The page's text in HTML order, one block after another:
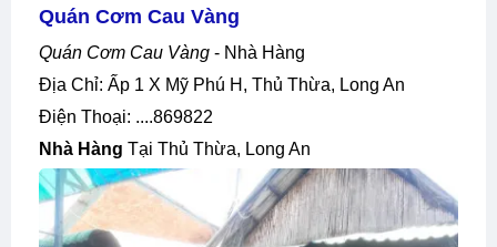
Quán Cơm Cau Vàng
Quán Cơm Cau Vàng - Nhà Hàng
Địa Chỉ: Ấp 1 X Mỹ Phú H, Thủ Thừa, Long An
Điện Thoại: ....869822
Nhà Hàng Tại Thủ Thừa, Long An